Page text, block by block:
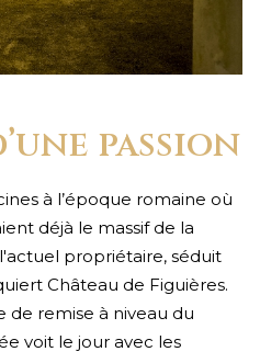
passion
à l’époque romaine où
déjà le massif de la
propriétaire, séduit
Château de Figuières.
remise à niveau du
voit le jour avec les